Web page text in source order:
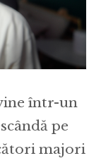
într-un
pe
majori